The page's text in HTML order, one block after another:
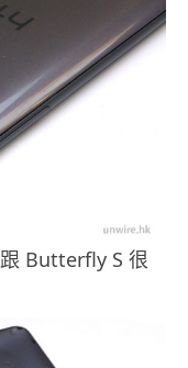
Butterfly S 很